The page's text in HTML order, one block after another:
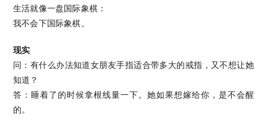
生活就像一盘国际象棋：
我不会下国际象棋。
现实
问：有什么办法知道女朋友手指适合带多大的戒指，又不想让她
知道？
答：睡着了的时候拿根线量一下。她如果想嫁给你，是不会醒
的。